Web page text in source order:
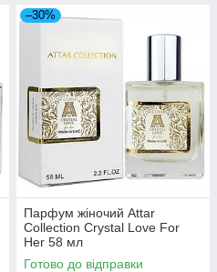
–30%
Парфум жіночий Attar
Collection Crystal Love For
Her 58 мл
Готово до відправки